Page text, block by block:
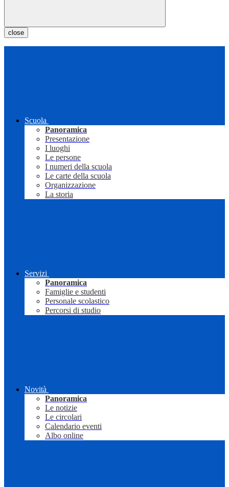
close
Scuola
Panoramica
Presentazione
I luoghi
Le persone
I numeri della scuola
Le carte della scuola
Organizzazione
La storia
Servizi
Panoramica
Famiglie e studenti
Personale scolastico
Percorsi di studio
Novità
Panoramica
Le notizie
Le circolari
Calendario eventi
Albo online